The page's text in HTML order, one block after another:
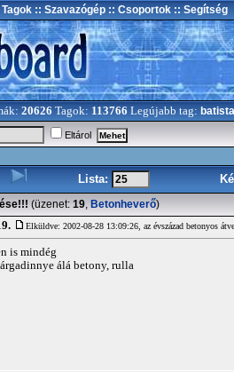
Tagok :: Szavazógép :: Csoportok :: Segítség
20626 Tagok: 113766 Legújabb tag: batista
Eltárol
Lista:
(üzenet: 19, Betonheverő)
Elküldve: 2002-08-28 13:09:26, az évszázad betonyos
is mindég
álá betony, rulla